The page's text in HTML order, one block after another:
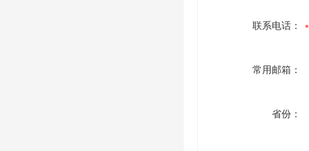
联系电话：
常用邮箱：
省份：